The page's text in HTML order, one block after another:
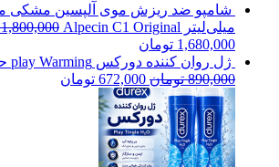
میلی‌لیتر Alpecin C1 Original
1,800,000
1,680,000 تومان
ژل روان کننده دورکس play Warming حجم 100میل
890,000 تومان 672,000 تومان